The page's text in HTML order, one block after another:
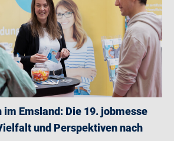
Emsland: Die 19. jobmesse
und Perspektiven nach